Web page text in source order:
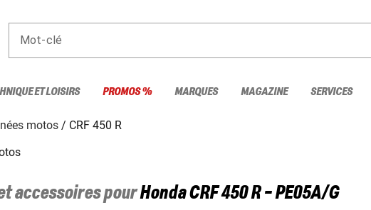
Mot-clé
ET LOISIRS PROMOS % MARQUES MAGAZINE SERVICES
motos
CRF 450 R
accessoires pourHondaCRF 450 R - PE05A/G